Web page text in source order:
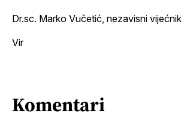
Dr.sc. Marko Vučetić, nezavisni vijećnik
Vir
Komentari